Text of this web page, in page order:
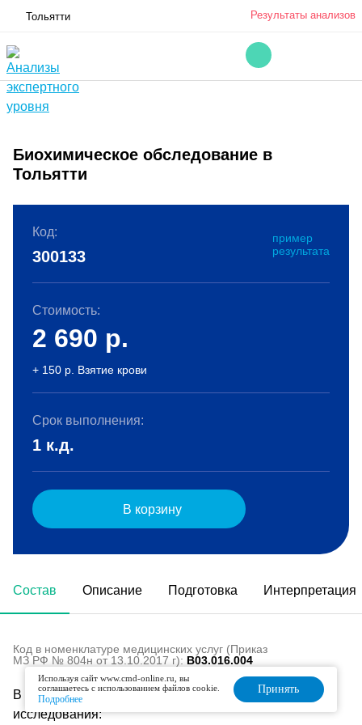
Тольятти Результаты анализов
Биохимическое обследование в
Тольятти
Состав Описание Подготовка Интерпретация
Код в номенклатуре медицинских услуг (Приказ
МЗ РФ № 804н от 13.10.2017 г): B03.016.004
В состав данного комплекса входят следующие
исследования:
Код:
пример
результата
300133
Стоимость:
2 690 р.
+ 150 р. Взятие крови
Срок выполнения:
1 к.д.
В корзину
Используя сайт www.cmd-online.ru, вы
соглашаетесь с использованием файлов cookie.
Подробнее
Принять